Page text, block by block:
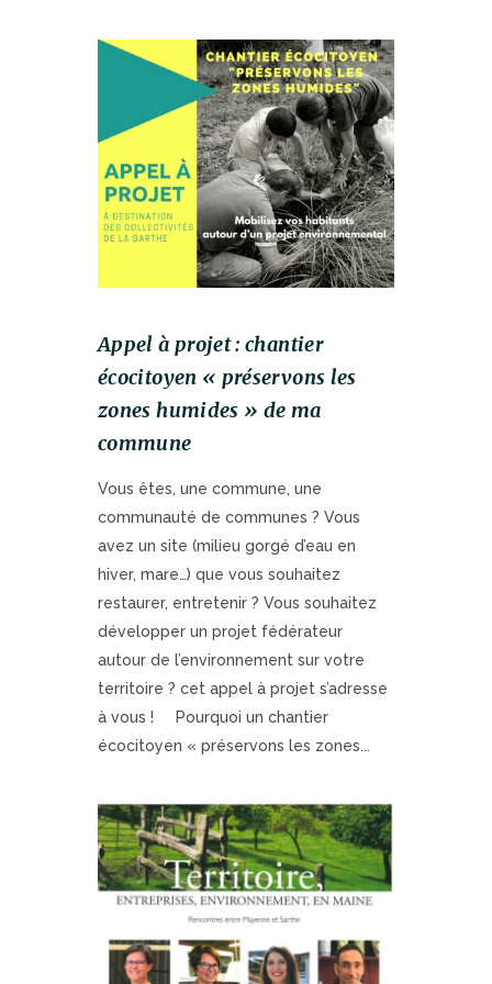
Appel à projet : chantier
écocitoyen « préservons les
zones humides » de ma
commune
Vous êtes, une commune, une
communauté de communes ? Vous
avez un site (milieu gorgé d’eau en
hiver, mare…) que vous souhaitez
restaurer, entretenir ? Vous souhaitez
développer un projet fédérateur
autour de l’environnement sur votre
territoire ? cet appel à projet s’adresse
à vous ! Pourquoi un chantier
écocitoyen « préservons les zones...